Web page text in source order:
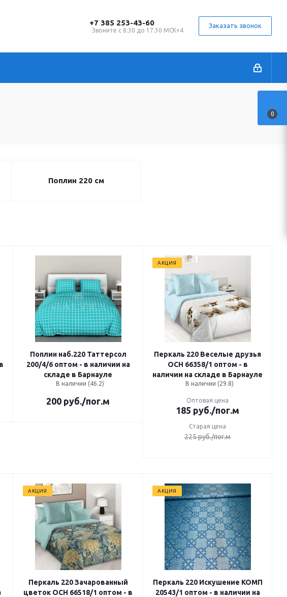
+7 385 253-43-60
Звоните с 8:30 до 17:30 МСК+4
Заказать звонок
Поплин 220 см
Поплин наб.220 Таттерсол
200/4/6 оптом - в наличии на
складе в Барнауле
В наличии (46.2)
200 руб./пог.м
АКЦИЯ
Перкаль 220 Веселые друзья
ОСН 66358/1 оптом - в
наличии на складе в Барнауле
В наличии (29.8)
Оптовая цена
185 руб./пог.м
Старая цена
225руб./пог.м
АКЦИЯ
Перкаль 220 Зачарованный
цветок ОСН 66518/1 оптом - в
АКЦИЯ
Перкаль 220 Искушение КОМП
20543/1 оптом - в наличии на
0